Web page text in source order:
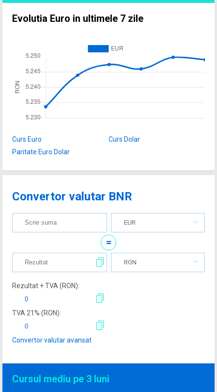
Evolutia Euro in ultimele 7 zile
Curs Euro
Curs Dolar
Paritate Euro Dolar
Convertor valutar BNR
EUR
=
RON
Rezultat + TVA (RON):
TVA 21% (RON):
Convertor valutar avansat
Cursul mediu pe 3 luni